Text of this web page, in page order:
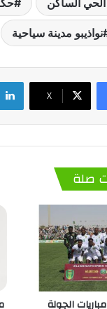
نواذيبو مدينة سياحية
‫X
صلة
الجولة